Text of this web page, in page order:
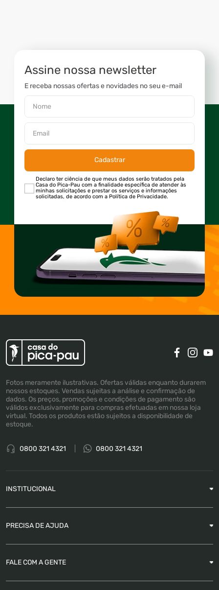
Assine nossa newsletter
E receba nossas ofertas e novidades no seu e-mail
Cadastrar
Declaro ter ciência de que meus dados serão tratados pela
Casa do Pica-Pau com a finalidade específica de atender às
minhas solicitações e prestar os serviços e informações
solicitadas, de acordo com a Política de Privacidade.
Fotos meramente ilustrativas. Ofertas válidas enquanto durarem
nossos estoques. Vendas sujeitas a análise e confirmação de
dados. Os preços, promoções e condições de pagamento são
válidos exclusivamente para compras efetuadas em nossa loja
virtual. Todos os produtos estão sujeitos a disponibilidade de
estoque.
0800 321 4321 0800 321 4321
INSTITUCIONAL
PRECISA DE AJUDA
FALE COM A GENTE